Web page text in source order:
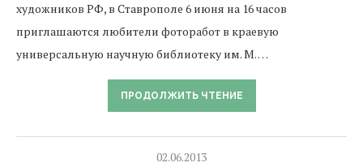
художников РФ, в Ставрополе 6 июня на 16 часов
приглашаются любители фоторабот в краевую
универсальную научную библиотеку им. М. …
ПРОДОЛЖИТЬ ЧТЕНИЕ
02.06.2013